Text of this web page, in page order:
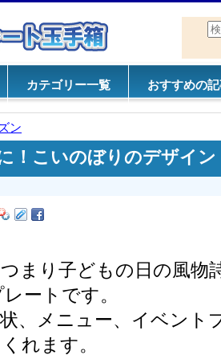
カテゴリー一覧 おすすめの
ン
！こいのぼりのデザイン
まり子どもの日の風物
ートです。
、メニュー、イベント
れます。